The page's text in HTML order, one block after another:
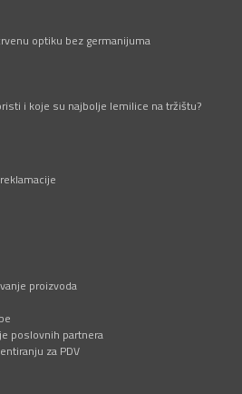
optiku bez germanijuma
i koje su najbolje lemilice na tržištu?
proizvoda
poslovnih partnera
za PDV